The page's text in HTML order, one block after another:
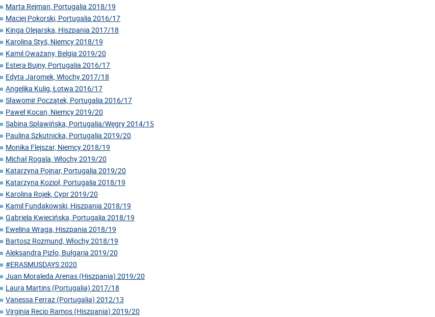
Marta Rejman, Portugalia 2018/19
Maciej Pokorski, Portugalia 2016/17
Kinga Olejarska, Hiszpania 2017/18
Karolina Styś, Niemcy 2018/19
Kamil Oważany, Belgia 2019/20
Estera Bujny, Portugalia 2016/17
Edyta Jaromek, Włochy 2017/18
Angelika Kulig, Łotwa 2016/17
Sławomir Początek, Portugalia 2016/17
Paweł Kocan, Niemcy 2019/20
Sabina Spławińska, Portugalia/Węgry 2014/15
Paulina Szkutnicka, Portugalia 2019/20
Monika Flejszar, Niemcy 2018/19
Michał Rogala, Włochy 2019/20
Katarzyna Pojnar, Portugalia 2019/20
Katarzyna Kozioł, Portugalia 2018/19
Karolina Rojek, Cypr 2019/20
Kamil Fundakowski, Hiszpania 2018/19
Gabriela Kwiecińska, Portugalia 2018/19
Ewelina Wraga, Hiszpania 2018/19
Bartosz Rozmund, Włochy 2018/19
Aleksandra Pizło, Bułgaria 2019/20
#ERASMUSDAYS 2020
Juan Moraleda Arenas (Hiszpania) 2019/20
Laura Martins (Portugalia) 2017/18
Vanessa Ferraz (Portugalia) 2012/13
Virginia Recio Ramos (Hiszpania) 2019/20